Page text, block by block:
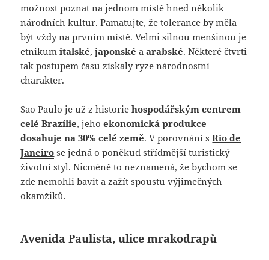
možnost poznat na jednom místě hned několik
národních kultur. Pamatujte, že tolerance by měla
být vždy na prvním místě. Velmi silnou menšinou je
etnikumitalské,japonské aarabské. Některé čtvrti
tak postupem času získaly ryze národnostní
charakter.
Sao Paulo je už z historiehospodářským centrem
celé Brazílie, jehoekonomická produkce
dosahuje na 30% celé země. V porovnání sRio de
Janeiro se jedná o poněkud střídmější turistický
životní styl. Nicméně to neznamená, že bychom se
zde nemohli bavit a zažít spoustu výjimečných
okamžiků.
Avenida Paulista, ulice mrakodrapů